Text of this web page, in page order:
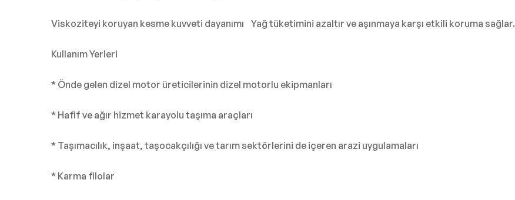
Viskoziteyi koruyan kesme kuvveti dayanımı Yağ tüketimini azaltır ve aşınmaya karşı etkili koruma sağlar.
Kullanım Yerleri
* Önde gelen dizel motor üreticilerinin dizel motorlu ekipmanları
* Hafif ve ağır hizmet karayolu taşıma araçları
* Taşımacılık, inşaat, taşocakçılığı ve tarım sektörlerini de içeren arazi uygulamaları
* Karma filolar